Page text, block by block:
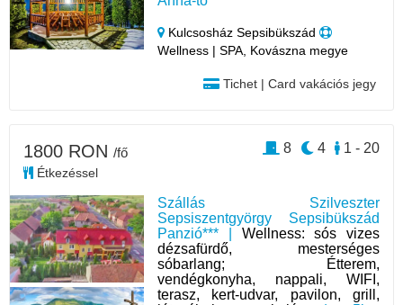
Kulcsosház Sepsibükszád
Wellness | SPA, Kovászna megye
Tichet | Card vakációs jegy
Szállás Szilveszter
Sepsiszentgyörgy Sepsibükszád
Panzió*** | Wellness: sós vizes
dézsafürdő, mesterséges
sóbarlang; Étterem,
vendégkonyha, nappali, WIFI,
terasz, kert-udvar, pavilon, grill,
1800 RON /fő
Étkezéssel
1 - 20
4
8